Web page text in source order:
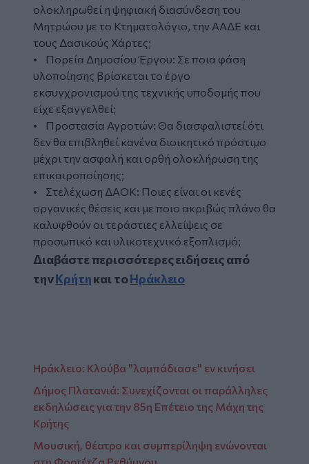
ολοκληρωθεί η ψηφιακή διασύνδεση του
Μητρώου με το Κτηματολόγιο, την ΑΑΔΕ και
τους Δασικούς Χάρτες;
• Πορεία Δημοσίου Έργου: Σε ποια φάση
υλοποίησης βρίσκεται το έργο
εκσυγχρονισμού της τεχνικής υποδομής που
είχε εξαγγελθεί;
• Προστασία Αγροτών: Θα διασφαλιστεί ότι
δεν θα επιβληθεί κανένα διοικητικό πρόστιμο
μέχρι την ασφαλή και ορθή ολοκλήρωση της
επικαιροποίησης;
• Στελέχωση ΔΑΟΚ: Ποιες είναι οι κενές
οργανικές θέσεις και με ποιο ακριβώς πλάνο θα
καλυφθούν οι τεράστιες ελλείψεις σε
προσωπικό και υλικοτεχνικό εξοπλισμό;
Διαβάστε περισσότερες ειδήσεις από
τηνΚρήτηκαι τοΗράκλειο
Ηράκλειο: Κλούβα "λαμπάδιασε" εν κινήσει
Δήμος Πλατανιά: Συνεχίζονται οι παράλληλες
εκδηλώσεις για την 85η Επέτειο της Μάχη της
Κρήτης
Μουσική, θέατρο και συμπερίληψη ενώνονται